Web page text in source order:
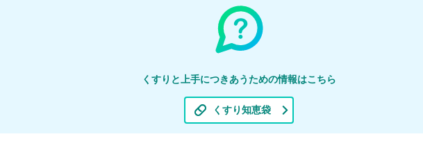
くすりと上手につきあうための情報はこちら
くすり知恵袋